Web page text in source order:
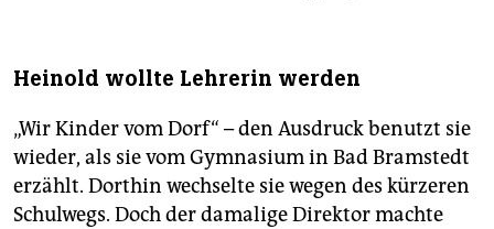
Heinold wollte Lehrerin werden
„Wir Kinder vom Dorf“ – den Ausdruck benutzt sie
wieder, als sie vom Gymnasium in Bad Bramstedt
erzählt. Dorthin wechselte sie wegen des kürzeren
Schulwegs. Doch der damalige Direktor machte